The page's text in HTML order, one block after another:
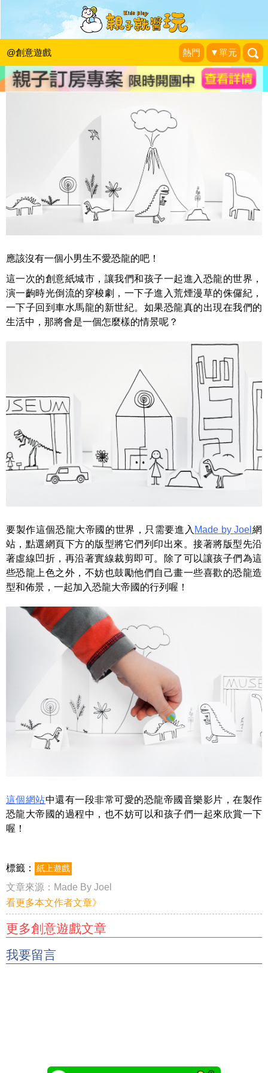
@創意遊戲 熱門 ▼單元
創意紙城市之恐龍大帝國
KidsPlay編輯室
應該沒有一個小男生不愛恐龍的吧！
這一次的創意紙城市，讓我們和孩子一起進入恐龍的世界，
演一齣時光倒流的穿梭劇，一下子進入荒煙漫草的侏儸紀，
一下子回到車水馬龍的新世紀。如果恐龍真的出現在我們的
生活中，那將會是一個怎麼樣的情景呢？
要製作這個恐龍大帝國的世界，只需要進入 Made by Joel 網
站，點選網頁下方的版型將它們列印出來。接著將版型先沿
著虛線凹折，再沿著實線裁剪即可。除了可以讓孩子們為這
些恐龍上色之外，不妨也鼓勵他們自己畫一些喜歡的恐龍造
型和佈景，一起加入恐龍大帝國的行列喔！
這個網站中還有一段非常可愛的恐龍帝國音樂影片，在製作
恐龍大帝國的過程中，也不妨可以和孩子們一起來欣賞一下
喔！
標籤： 紙上遊戲
文章來源： Made By Joel
看更多本文作者文章》
更多創意遊戲文章
我要留言